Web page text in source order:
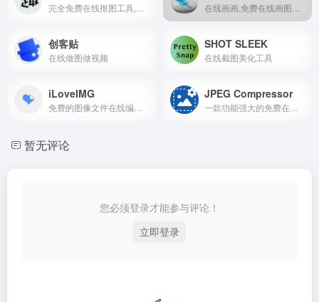
创客贴
在线做图做视频
SHOT SLEEK
在线截图美化工具
iLoveIMG JPEG Compressor
暂无评论
您必须登录才能参与评论！
立即登录